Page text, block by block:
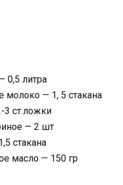
0,5 литра
молоко — 1, 5 стакана
3 ст.ложки
— 2 шт
стакана
масло — 150 гр